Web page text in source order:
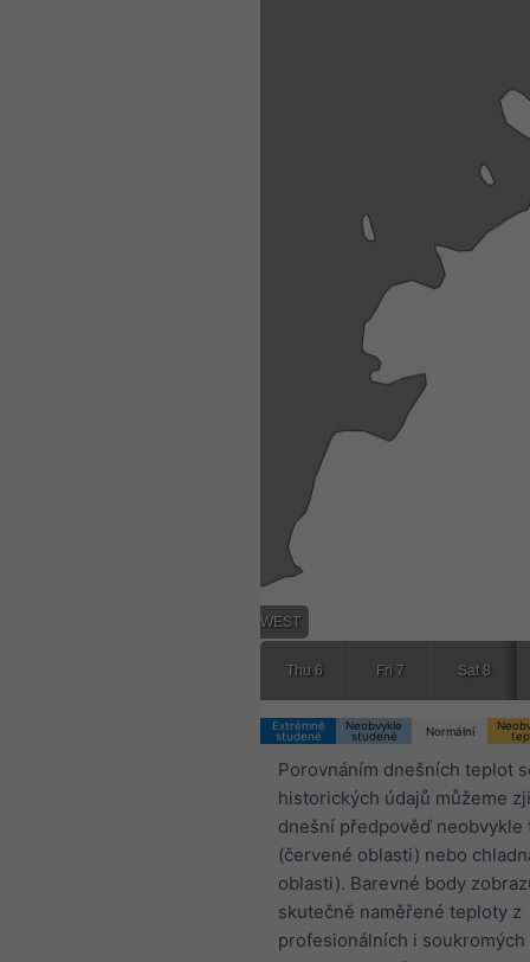
18:00 WEST
Thu 6 Fri 7 Sat 8
Extrémně
studené
Neobvykle
studené
Normální
Porovnáním dnešních teplot
historických údajů můžeme
dnešní předpověď neobvykle
(červené oblasti) nebo
oblasti). Barevné body
skutečně naměřené teploty z
profesionálních i soukromých